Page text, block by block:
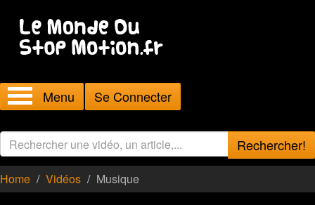
Menu Se Connecter
Rechercher!
Home Vidéos Musique